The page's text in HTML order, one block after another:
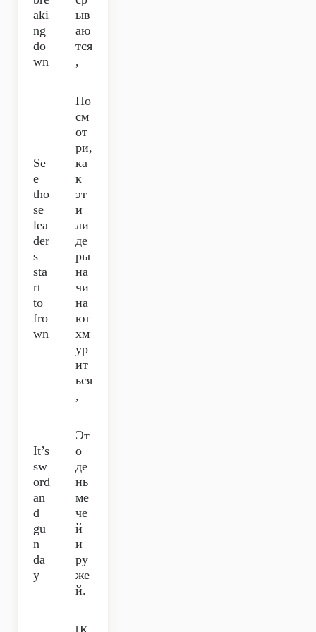
aki
ng
do
wn
ыв
аю
тся
,
Se
e
tho
se
lea
der
s
sta
rt
to
fro
wn
По
см
от
ри,
ка
к
эт
и
ли
де
ры
на
чи
на
ют
хм
ур
ит
ься
,
It’s
sw
ord
an
d
gu
n
da
y
Эт
о
де
нь
ме
че
й
и
ру
же
й.